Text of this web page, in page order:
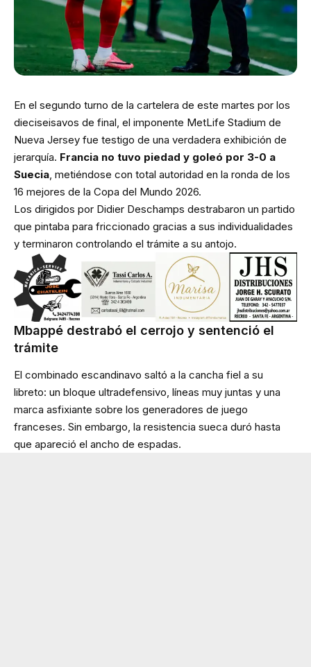
En el segundo turno de la cartelera de este martes por los
dieciseisavos de final, el imponente MetLife Stadium de
Nueva Jersey fue testigo de una verdadera exhibición de
jerarquía. Francia no tuvo piedad y goleó por 3-0 a
Suecia, metiéndose con total autoridad en la ronda de los
16 mejores de la Copa del Mundo 2026.
Los dirigidos por Didier Deschamps destrabaron un partido
que pintaba para friccionado gracias a sus individualidades
y terminaron controlando el trámite a su antojo.
Mbappé destrabó el cerrojo y sentenció el
trámite
El combinado escandinavo saltó a la cancha fiel a su
libreto: un bloque ultradefensivo, líneas muy juntas y una
marca asfixiante sobre los generadores de juego
franceses. Sin embargo, la resistencia sueca duró hasta
que apareció el ancho de espadas.